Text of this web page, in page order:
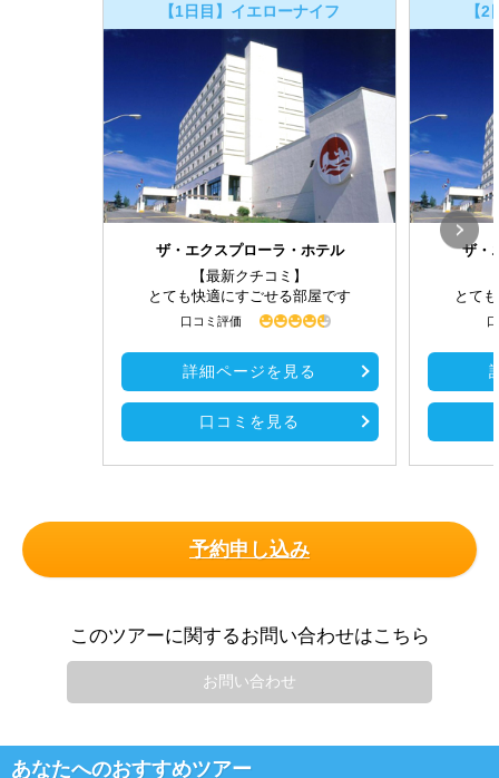
【1日目】イエローナイフ
ザ・エクスプローラ・ホテル
【最新クチコミ】
とても快適にすごせる部屋です
口コミ評価
詳細ページを見る
口コミを見る
【
ザ・
とて
予約申し込み
このツアーに関するお問い合わせはこちら
お問い合わせ
あなたへのおすすめツアー